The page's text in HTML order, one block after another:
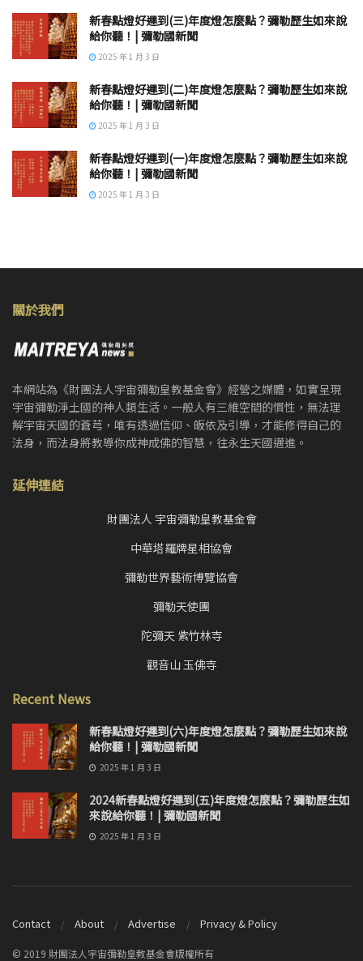
新春點燈好運到(三)年度燈怎麼點？彌勒歷生如來說
給你聽！| 彌勒國新聞
2025 年 1 月 3 日
新春點燈好運到(二)年度燈怎麼點？彌勒歷生如來說
給你聽！| 彌勒國新聞
2025 年 1 月 3 日
新春點燈好運到(一)年度燈怎麼點？彌勒歷生如來說
給你聽！| 彌勒國新聞
2025 年 1 月 3 日
關於我們
本網站為《財團法人宇宙彌勒皇教基金會》經營之媒體，如實呈現
宇宙彌勒淨土國的神人類生活。一般人有三維空間的慣性，無法理
解宇宙天國的蒼芎，唯有透過信仰、皈依及引導，才能修得自己的
法身，而法身將教導你成神成佛的智慧，往永生天國邁進。
延伸連結
財團法人 宇宙彌勒皇教基金會
中華塔羅牌星相協會
彌勒世界藝術博覽協會
彌勒天使團
陀彌天 紫竹林寺
觀音山 玉佛寺
Recent News
新春點燈好運到(六)年度燈怎麼點？彌勒歷生如來說
給你聽！| 彌勒國新聞
2025 年 1 月 3 日
2024新春點燈好運到(五)年度燈怎麼點？彌勒歷生如
來說給你聽！| 彌勒國新聞
2025 年 1 月 3 日
Contact About Advertise Privacy & Policy
© 2019 財團法人宇宙彌勒皇教基金會版權所有